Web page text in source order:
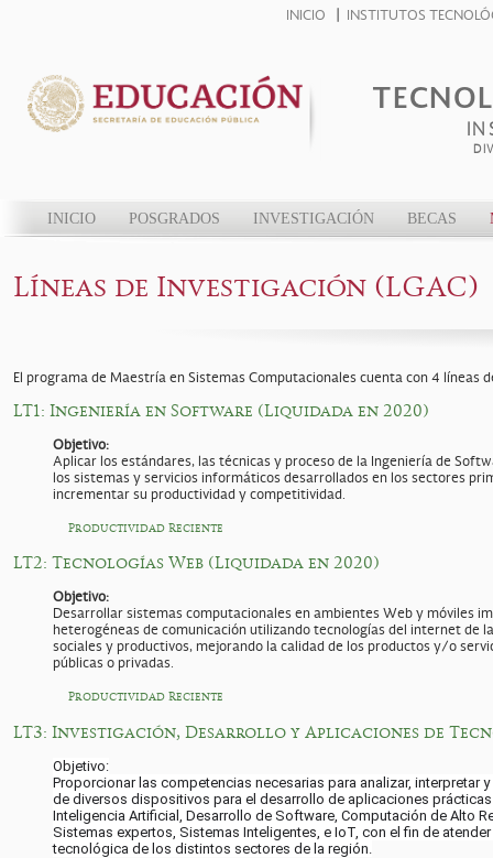
INICIO INSTITUTOS
INICIO POSGRADOS INVESTIGACIÓN BECAS
Líneas de Investigación (LGAC)
El programa de Maestría en Sistemas Computacionales cuenta con 4 líneas
LT1: Ingeniería en Software (Liquidada en 2020)
Objetivo:
Aplicar los estándares, las técnicas y proceso de la Ingeniería de
los sistemas y servicios informáticos desarrollados en los sectores
incrementar su productividad y competitividad.
Productividad Reciente
LT2: Tecnologías Web (Liquidada en 2020)
Objetivo:
Desarrollar sistemas computacionales en ambientes Web y móviles
heterogéneas de comunicación utilizando tecnologías del internet de
sociales y productivos, mejorando la calidad de los productos y/o
públicas o privadas.
Productividad Reciente
LT3: Investigación, Desarrollo y Aplicaciones de
Objetivo:
Proporcionar las competencias necesarias para analizar, interpretar
de diversos dispositivos para el desarrollo de aplicaciones
Inteligencia Artificial, Desarrollo de Software, Computación de Alto
Sistemas expertos, Sistemas Inteligentes, e IoT, con el fin de
tecnológica de los distintos sectores de la región.